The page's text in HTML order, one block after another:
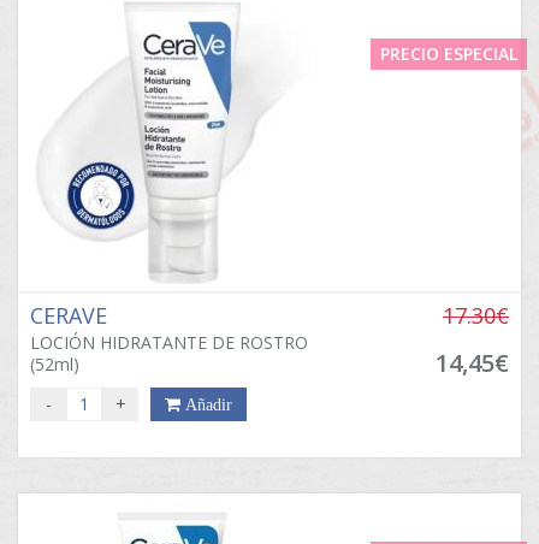
PRECIO ESPECIAL
CERAVE
LOCIÓN HIDRATANTE DE ROSTRO
(52ml)
17.30€
14,45€
- + Añadir